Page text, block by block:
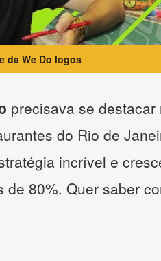
da We Do logos
precisava se destacar
do Rio de
incrível e
de 80%. Quer saber